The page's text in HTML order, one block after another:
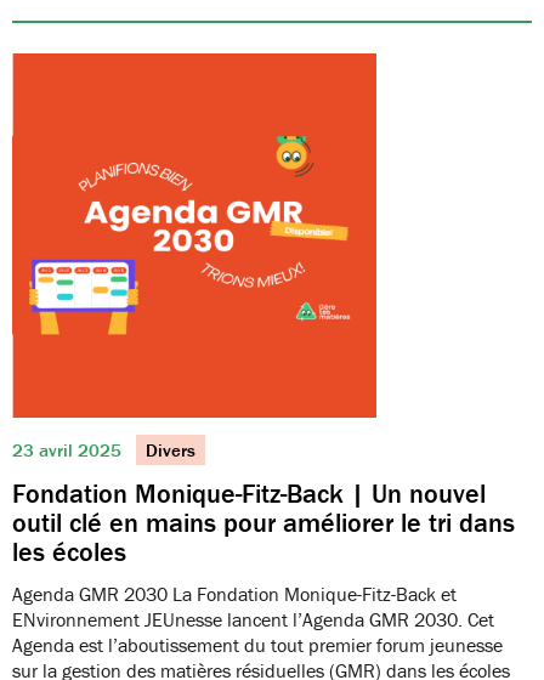
23 avril 2025 Divers
Fondation Monique-Fitz-Back | Un nouvel
outil clé en mains pour améliorer le tri dans
les écoles
Agenda GMR 2030 La Fondation Monique-Fitz-Back et
ENvironnement JEUnesse lancent l’Agenda GMR 2030. Cet
Agenda est l’aboutissement du tout premier forum jeunesse
sur la gestion des matières résiduelles (GMR) dans les écoles